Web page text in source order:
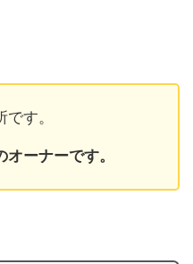
す。
ーナーです。